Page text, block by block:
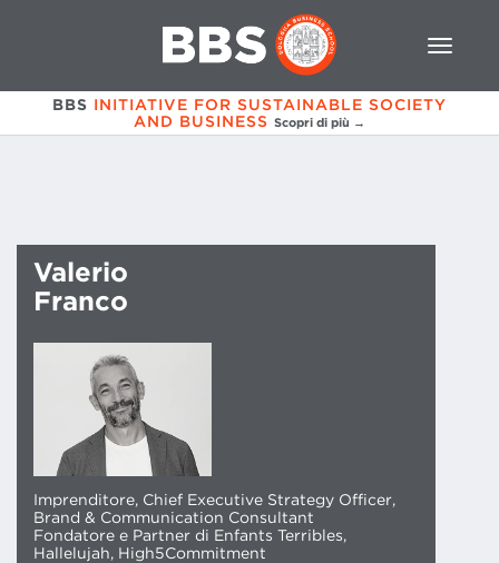
BBS INITIATIVE FOR SUSTAINABLE SOCIETY
AND BUSINESS Scopri di più →
Valerio
Franco
Imprenditore, Chief Executive Strategy Officer,
Brand & Communication Consultant
Fondatore e Partner di Enfants Terribles,
Hallelujah, High5Commitment